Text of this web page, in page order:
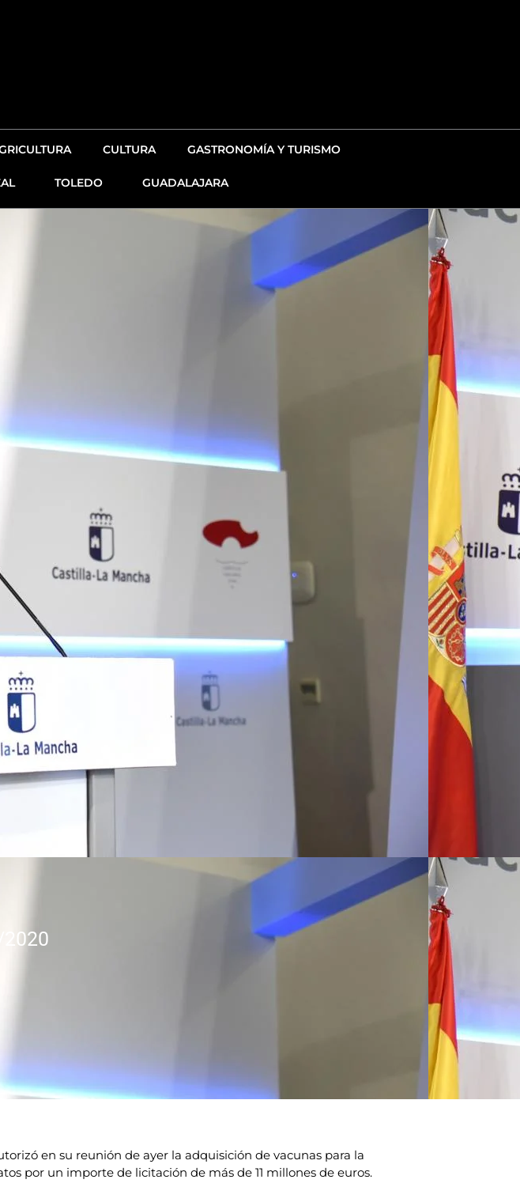
CULTURA GASTRONOMÍA Y TURISMO
TOLEDO GUADALAJARA
en su reunión de ayer la adquisición de vacunas para la
por un importe de licitación de más de 11 millones de euros.